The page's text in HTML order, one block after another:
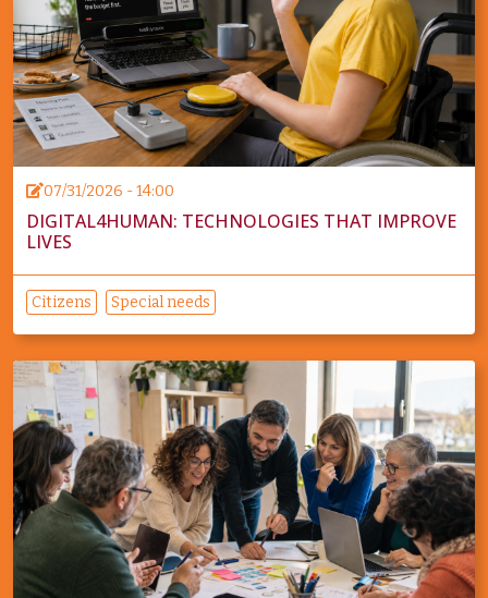
07/31/2026 - 14:00
DIGITAL4HUMAN: TECHNOLOGIES THAT IMPROVE
LIVES
Citizens Special needs